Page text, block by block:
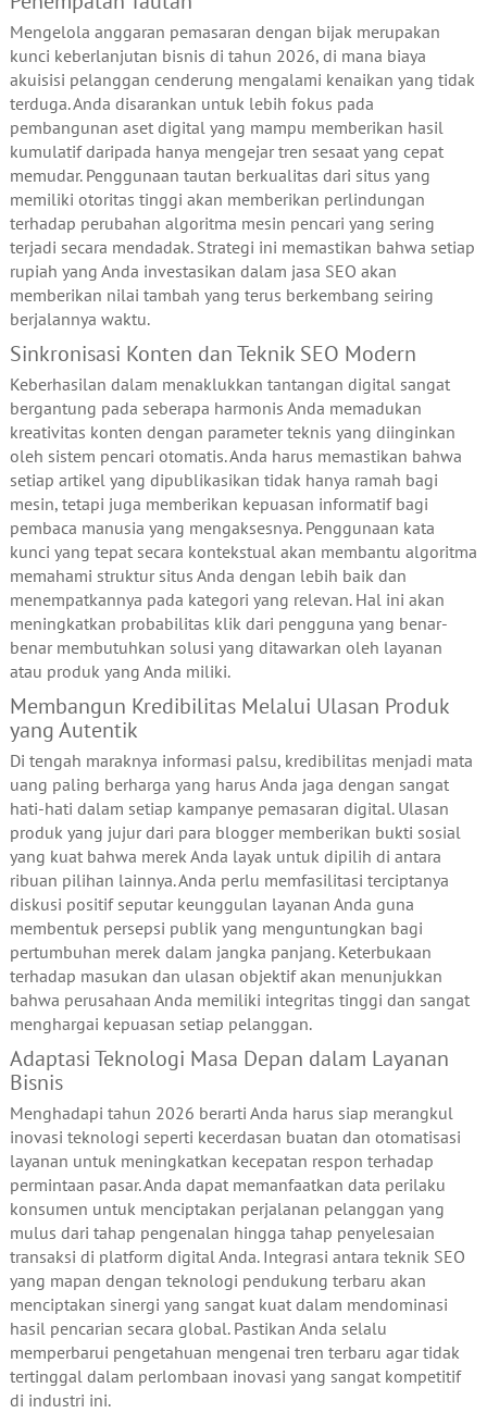
Mengelola anggaran pemasaran dengan bijak merupakan
kunci keberlanjutan bisnis di tahun 2026, di mana biaya
akuisisi pelanggan cenderung mengalami kenaikan yang tidak
terduga. Anda disarankan untuk lebih fokus pada
pembangunan aset digital yang mampu memberikan hasil
kumulatif daripada hanya mengejar tren sesaat yang cepat
memudar. Penggunaan tautan berkualitas dari situs yang
memiliki otoritas tinggi akan memberikan perlindungan
terhadap perubahan algoritma mesin pencari yang sering
terjadi secara mendadak. Strategi ini memastikan bahwa setiap
rupiah yang Anda investasikan dalam jasa SEO akan
memberikan nilai tambah yang terus berkembang seiring
berjalannya waktu.
Sinkronisasi Konten dan Teknik SEO Modern
Keberhasilan dalam menaklukkan tantangan digital sangat
bergantung pada seberapa harmonis Anda memadukan
kreativitas konten dengan parameter teknis yang diinginkan
oleh sistem pencari otomatis. Anda harus memastikan bahwa
setiap artikel yang dipublikasikan tidak hanya ramah bagi
mesin, tetapi juga memberikan kepuasan informatif bagi
pembaca manusia yang mengaksesnya. Penggunaan kata
kunci yang tepat secara kontekstual akan membantu algoritma
memahami struktur situs Anda dengan lebih baik dan
menempatkannya pada kategori yang relevan. Hal ini akan
meningkatkan probabilitas klik dari pengguna yang benar-
benar membutuhkan solusi yang ditawarkan oleh layanan
atau produk yang Anda miliki.
Membangun Kredibilitas Melalui Ulasan Produk
yang Autentik
Di tengah maraknya informasi palsu, kredibilitas menjadi mata
uang paling berharga yang harus Anda jaga dengan sangat
hati-hati dalam setiap kampanye pemasaran digital. Ulasan
produk yang jujur dari para blogger memberikan bukti sosial
yang kuat bahwa merek Anda layak untuk dipilih di antara
ribuan pilihan lainnya. Anda perlu memfasilitasi terciptanya
diskusi positif seputar keunggulan layanan Anda guna
membentuk persepsi publik yang menguntungkan bagi
pertumbuhan merek dalam jangka panjang. Keterbukaan
terhadap masukan dan ulasan objektif akan menunjukkan
bahwa perusahaan Anda memiliki integritas tinggi dan sangat
menghargai kepuasan setiap pelanggan.
Adaptasi Teknologi Masa Depan dalam Layanan
Bisnis
Menghadapi tahun 2026 berarti Anda harus siap merangkul
inovasi teknologi seperti kecerdasan buatan dan otomatisasi
layanan untuk meningkatkan kecepatan respon terhadap
permintaan pasar. Anda dapat memanfaatkan data perilaku
konsumen untuk menciptakan perjalanan pelanggan yang
mulus dari tahap pengenalan hingga tahap penyelesaian
transaksi di platform digital Anda. Integrasi antara teknik SEO
yang mapan dengan teknologi pendukung terbaru akan
menciptakan sinergi yang sangat kuat dalam mendominasi
hasil pencarian secara global. Pastikan Anda selalu
memperbarui pengetahuan mengenai tren terbaru agar tidak
tertinggal dalam perlombaan inovasi yang sangat kompetitif
di industri ini.